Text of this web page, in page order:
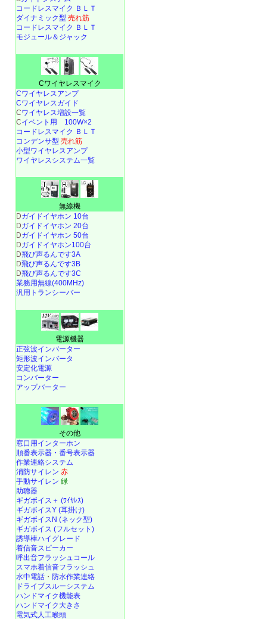
コードレスマイク ＢＬＴ
ダイナミック型 売れ筋
コードレスマイク ＢＬＴ
モジュール＆ジャック
Cワイヤレスマイク
Cワイヤレスアンプ
Cワイヤレスガイド
Cワイヤレス増設一覧
Cイベント用 100W×2
コードレスマイク ＢＬＴ
コンデンサ型 売れ筋
小型ワイヤレスアンプ
ワイヤレスシステム一覧
無線機
Dガイドイヤホン 10台
Dガイドイヤホン 20台
Dガイドイヤホン 50台
Dガイドイヤホン100台
D飛び声るんです3A
D飛び声るんです3B
D飛び声るんです3C
業務用無線(400MHz)
汎用トランシーバー
電源機器
正弦波インバーター
矩形波インバータ
安定化電源
コンバーター
アップバーター
その他
窓口用インターホン
順番表示器・番号表示器
作業連絡システム
消防サイレン 赤
手動サイレン 緑
助聴器
ギガボイス＋ (ﾜｲﾔﾚｽ)
ギガボイスY (耳掛け)
ギガボイスN (ネック型)
ギガボイス (フルセット)
誘導棒ハイグレード
着信音スピーカー
呼出音フラッシュコール
スマホ着信音フラッシュ
水中電話 ・ 防水作業連絡
ドライブスルーシステム
ハンドマイク機能表
ハンドマイク大きさ
電気式人工喉頭